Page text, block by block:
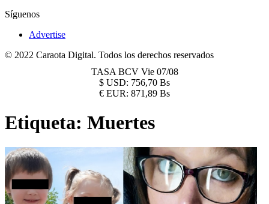
Síguenos
Advertise
© 2022 Caraota Digital. Todos los derechos reservados
TASA BCV Vie 07/08
$ USD: 756,70 Bs
€ EUR: 871,89 Bs
Etiqueta: Muertes